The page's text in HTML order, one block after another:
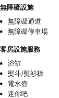
無障礙設施
無障礙通道
無障礙停車場
客房設施服務
浴缸
熨斗/熨衫板
電水壺
迷你吧